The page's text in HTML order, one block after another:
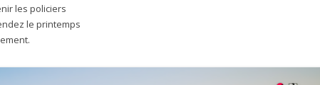
les policiers
le printemps